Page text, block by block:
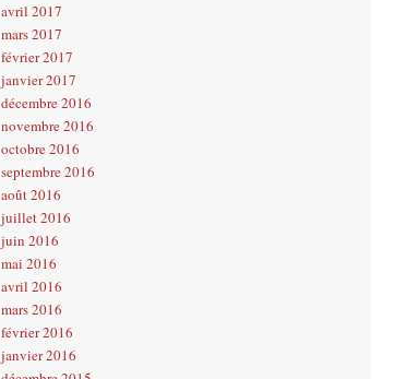
avril 2017
mars 2017
février 2017
janvier 2017
décembre 2016
novembre 2016
octobre 2016
septembre 2016
août 2016
juillet 2016
juin 2016
mai 2016
avril 2016
mars 2016
février 2016
janvier 2016